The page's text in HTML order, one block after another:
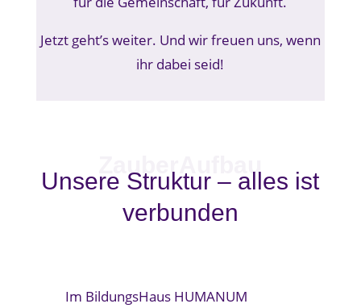
Jetzt geht’s weiter. Und wir freuen uns, wenn
ihr dabei seid!
ZauberAufbau
Unsere Struktur – alles ist
verbunden
Im BildungsHaus HUMANUM